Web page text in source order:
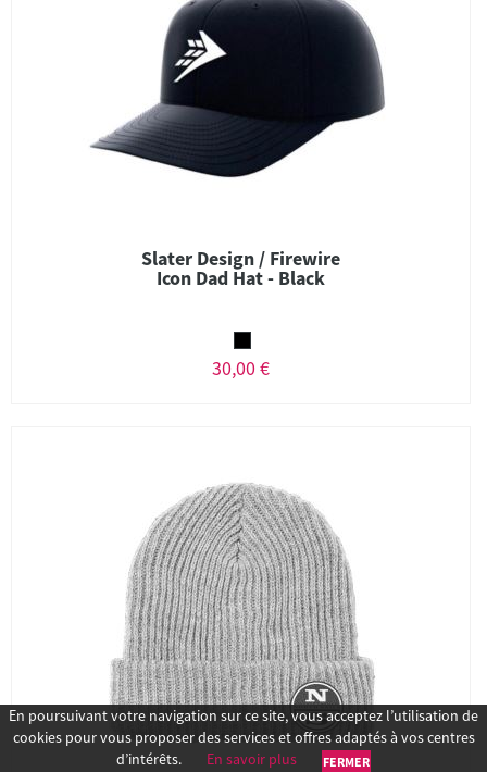
Slater Design / Firewire
Icon Dad Hat - Black
30,00 €
En poursuivant votre navigation sur ce site, vous acceptez l’utilisation de
cookies pour vous proposer des services et offres adaptés à vos centres
d’intérêts.
En savoir plus FERMER